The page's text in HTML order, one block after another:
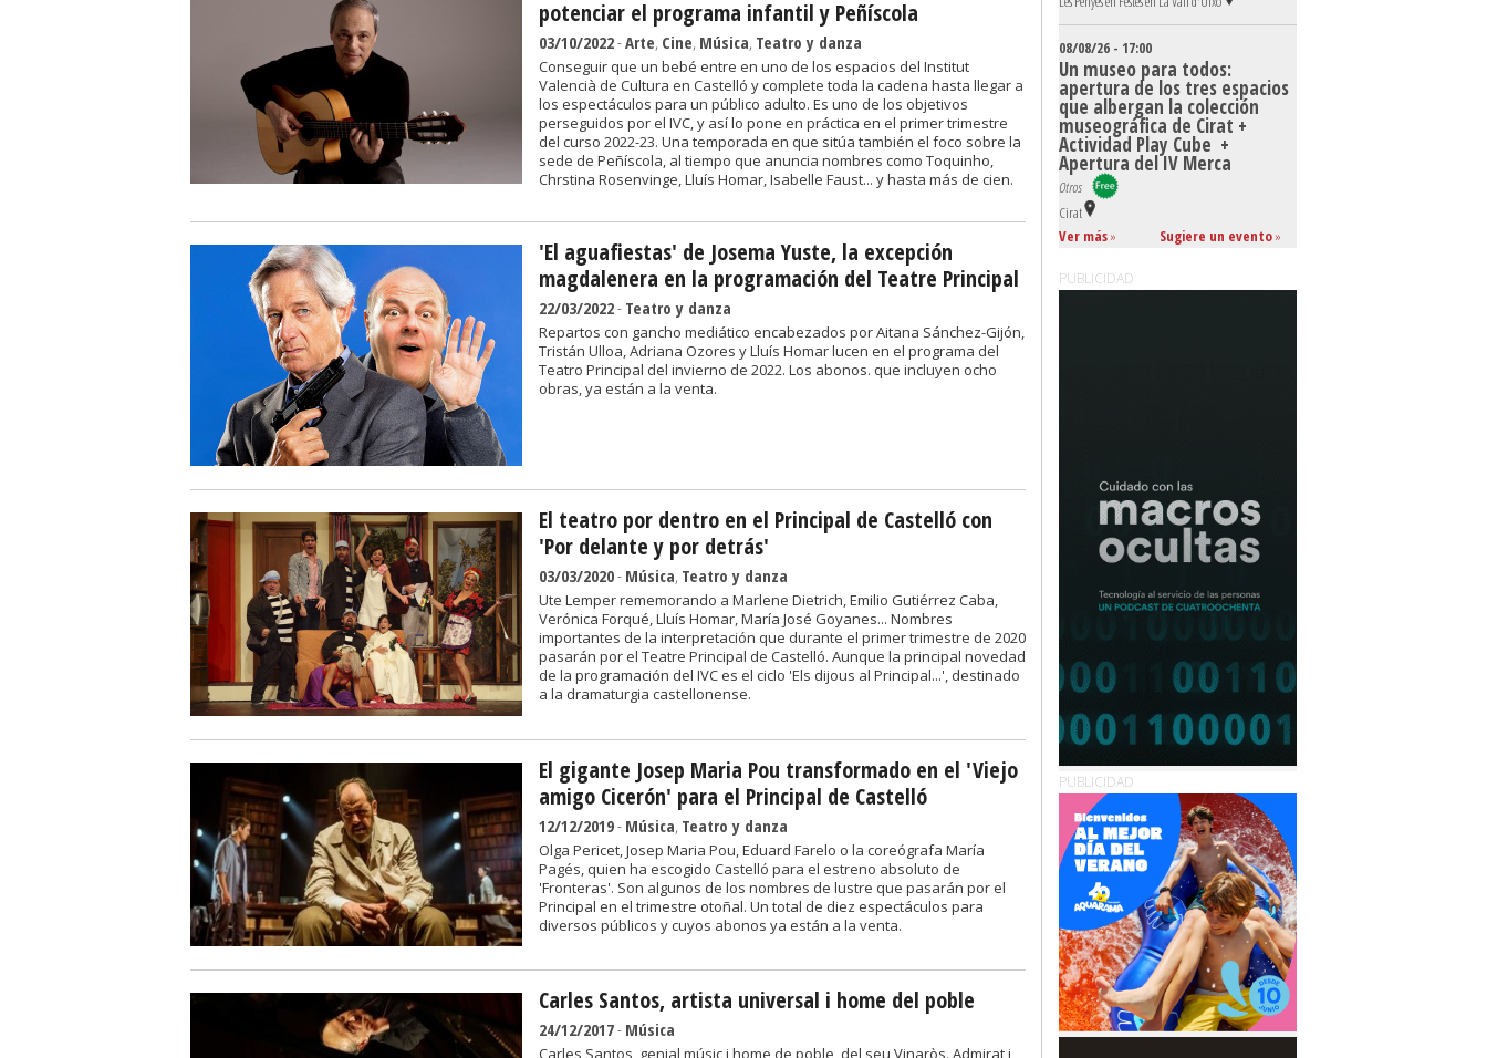
potenciar el programa infantil y Peñíscola
03/10/2022-Arte, Cine, Música, Teatro y danza
Conseguir que un bebé entre en uno de los espacios del Institut
Valencià de Cultura en Castelló y complete toda la cadena hasta llegar a
los espectáculos para un público adulto. Es uno de los objetivos
perseguidos por el IVC, y así lo pone en práctica en el primer trimestre
del curso 2022-23. Una temporada en que sitúa también el foco sobre la
sede de Peñíscola, al tiempo que anuncia nombres como Toquinho,
Chrstina Rosenvinge, Lluís Homar, Isabelle Faust... y hasta más de cien.
'El aguafiestas' de Josema Yuste, la excepción
magdalenera en la programación del Teatre Principal
22/03/2022- Teatro y danza
Repartos con gancho mediático encabezados por Aitana Sánchez-Gijón,
Tristán Ulloa, Adriana Ozores y Lluís Homar lucen en el programa del
Teatro Principal del invierno de 2022. Los abonos. que incluyen ocho
obras, ya están a la venta.
El teatro por dentro en el Principal de Castelló con
'Por delante y por detrás'
03/03/2020- Música, Teatro y danza
Ute Lemper rememorando a Marlene Dietrich, Emilio Gutiérrez Caba,
Verónica Forqué, Lluís Homar, María José Goyanes... Nombres
importantes de la interpretación que durante el primer trimestre de 2020
pasarán por el Teatre Principal de Castelló. Aunque la principal novedad
de la programación del IVC es el ciclo 'Els dijous al Principal...', destinado
a la dramaturgia castellonense.
El gigante Josep Maria Pou transformado en el 'Viejo
amigo Cicerón' para el Principal de Castelló
12/12/2019- Música, Teatro y danza
Olga Pericet, Josep Maria Pou, Eduard Farelo o la coreógrafa María
Pagés, quien ha escogido Castelló para el estreno absoluto de
'Fronteras'. Son algunos de los nombres de lustre que pasarán por el
Principal en el trimestre otoñal. Un total de diez espectáculos para
diversos públicos y cuyos abonos ya están a la venta.
Carles Santos, artista universal i home del poble
24/12/2017- Música
Carles Santos, genial músic i home de poble, del seu Vinaròs. Admirat i
08/08/26 - 17:00
Un museo para todos:
apertura de los tres espacios
que albergan la colección
museográfica de Cirat +
Actividad Play Cube +
Apertura del IV Merca
Otros
Cirat
Ver más» Sugiere un evento»
PUBLICIDAD
PUBLICIDAD